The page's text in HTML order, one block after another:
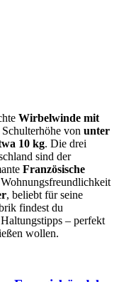
Wirbelwinde mit
von unter
10 kg. Die drei
sind der
Französische
, beliebt für seine
findest du
– perfekt
wollen.